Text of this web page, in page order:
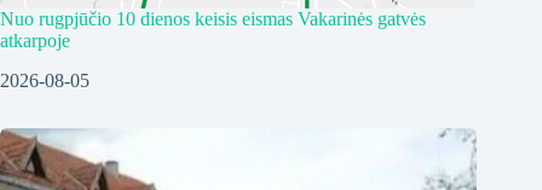
Nuo rugpjūčio 10 dienos keisis eismas Vakarinės gatvės
atkarpoje
2026-08-05